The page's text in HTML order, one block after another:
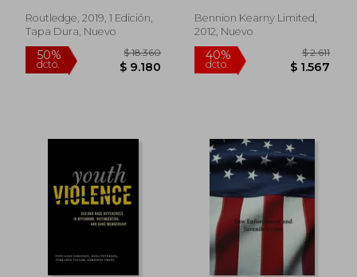
Concentrated
Disadvantage on
Outcomes
(Routledge Studies in
Routledge, 2019, 1 Edición,
Tapa Dura, Nuevo
in the criminal justice
system (en Inglés)
Bennion Kearny Limited,
2012, Nuevo